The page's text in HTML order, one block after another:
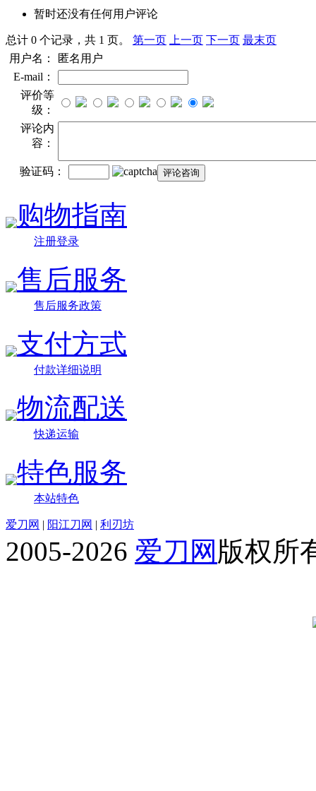
暂时还没有任何用户评论
总计 0 个记录，共 1 页。 第一页 上一页 下一页 最末页
用户名：
匿名用户
E-mail：
评价等
级：
评论内
容：
验证码：
购物指南
注册登录
售后服务
售后服务政策
支付方式
付款详细说明
物流配送
快递运输
特色服务
本站特色
爱刀网 | 阳江刀网 | 利刃坊
2005-2026 爱刀网 版权所